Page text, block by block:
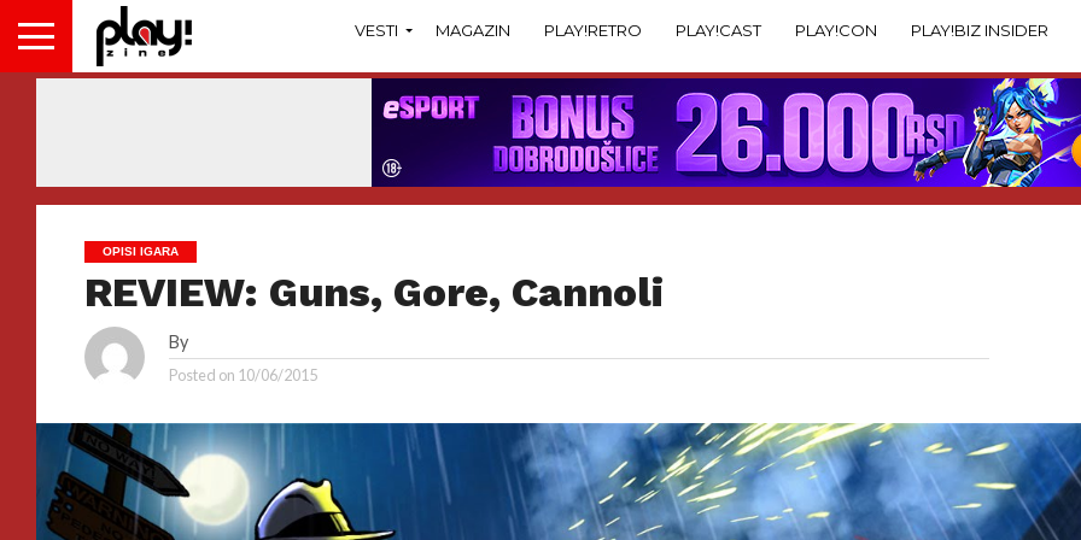
VESTI MAGAZIN PLAY!RETRO PLAY!CAST PLAY!CON PLAY!BIZ INSIDER
OPISI IGARA
REVIEW: Guns, Gore, Cannoli
By
Posted on 10/06/2015